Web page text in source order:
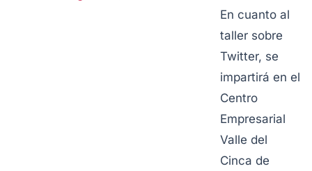
En cuanto al
taller sobre
Twitter, se
impartirá en el
Centro
Empresarial
Valle del
Cinca de